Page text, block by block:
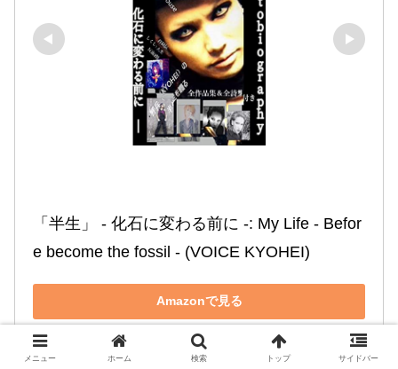
「半生」 ‐ 化石に変わる前に ‐: My Life ‐ Befor
e become the fossil ‐ (VOICE KYOHEI)
Amazonで見る
メニュー ホーム 検索 トップ サイドバー